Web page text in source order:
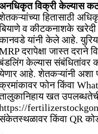
विक्री केल्यास
हितासाठी
व कीटकनाशके
यांनी केले आहे.
दरापेक्षा जास्त दराने
केल्यास संबंधितांवर
आहे. शेतकऱ्यांनी अशा
फोन किंवा
खत
किंवा QR